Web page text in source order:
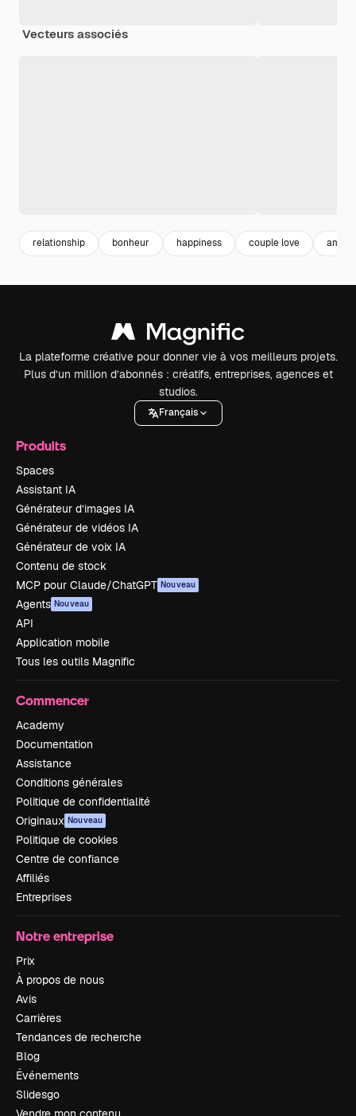
Vecteurs associés
relationship bonheur happiness couple love amour
La plateforme créative pour donner vie à vos meilleurs projets.
Plus d’un million d’abonnés : créatifs, entreprises, agences et
studios.
Français
Produits
Spaces
Assistant IA
Générateur d’images IA
Générateur de vidéos IA
Générateur de voix IA
Contenu de stock
MCP pour Claude/ChatGPT Nouveau
Agents Nouveau
API
Application mobile
Tous les outils Magnific
Commencer
Academy
Documentation
Assistance
Conditions générales
Politique de confidentialité
Originaux Nouveau
Politique de cookies
Centre de confiance
Affiliés
Entreprises
Notre entreprise
Prix
À propos de nous
Avis
Carrières
Tendances de recherche
Blog
Événements
Slidesgo